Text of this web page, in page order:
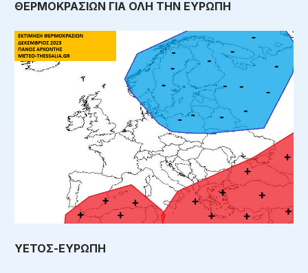
ΘΕΡΜΟΚΡΑΣΙΩΝ ΓΙΑ ΟΛΗ ΤΗΝ ΕΥΡΩΠΗ
ΥΕΤΟΣ-ΕΥΡΩΠΗ